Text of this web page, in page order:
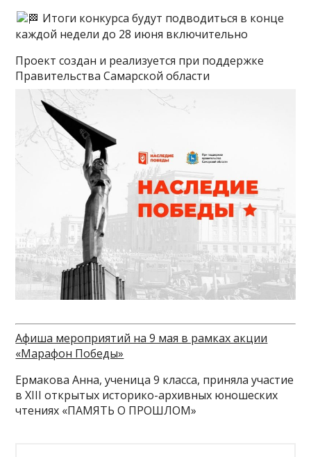
Итоги конкурса будут подводиться в конце
каждой недели до 28 июня включительно
Проект создан и реализуется при поддержке
Правительства Самарской области
Афиша мероприятий на 9 мая в рамках акции
«Марафон Победы»
Ермакова Анна, ученица 9 класса, приняла участие
в XIII открытых историко-архивных юношеских
чтениях «ПАМЯТЬ О ПРОШЛОМ»